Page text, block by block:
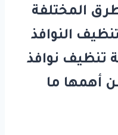
المختلفة
النوافذ
تنظيف نوافذ
أهمها ما